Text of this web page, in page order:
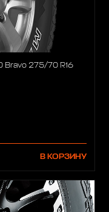
Bravo 275/70 R16
В КОРЗИНУ